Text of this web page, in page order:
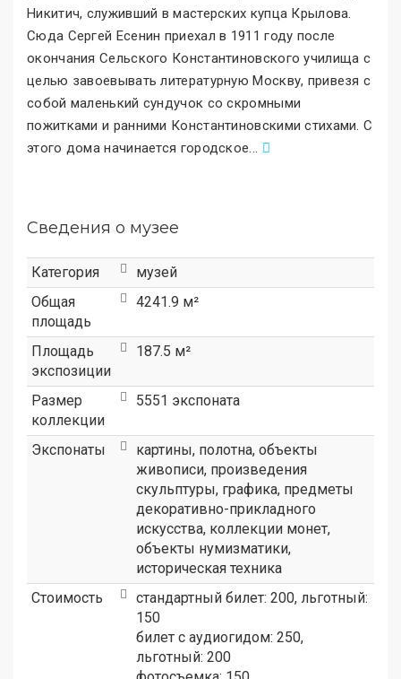
Никитич, служивший в мастерских купца Крылова.
Сюда Сергей Есенин приехал в 1911 году после
окончания Сельского Константиновского училища с
целью завоевывать литературную Москву, привезя с
собой маленький сундучок со скромными
пожитками и ранними Константиновскими стихами. С
этого дома начинается городское...
Сведения о музее
Категория
музей
Общая
площадь
4241.9 м²
Площадь
экспозиции
187.5 м²
Размер
коллекции
5551 экспоната
Экспонаты
картины, полотна, объекты
живописи, произведения
скульптуры, графика, предметы
декоративно-прикладного
искусства, коллекции монет,
объекты нумизматики,
историческая техника
Стоимость
стандартный билет: 200, льготный:
150
билет с аудиогидом: 250,
льготный: 200